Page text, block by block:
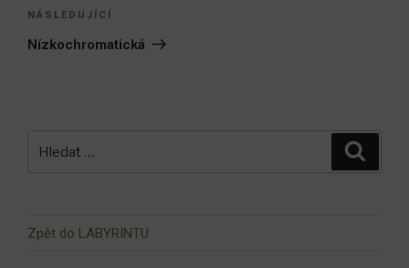
Následující
příspěvek
NÁSLEDUJÍCÍ
Nízkochromatická
Zpět do LABYRINTU